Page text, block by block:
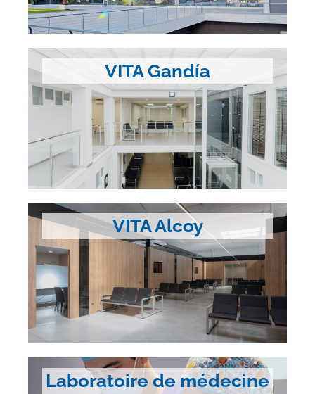
VITA Gandía
VITA Alcoy
Laboratoire de médecine